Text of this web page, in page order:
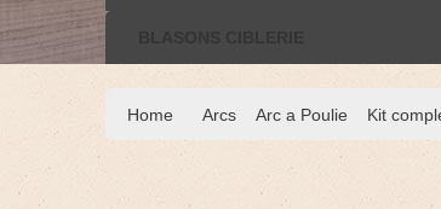
Home Arcs Arc a Poulie Kit